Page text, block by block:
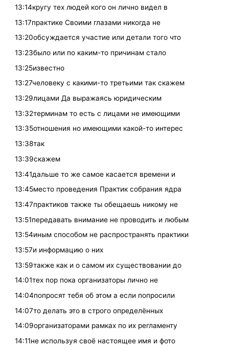
13:14кругу тех людей кого он лично видел в
13:17практике Своими глазами никогда не
13:20обсуждается участие или детали того что
13:23было или по каким-то причинам стало
13:25известно
13:27человеку с какими-то третьими так скажем
13:29лицами Да выражаясь юридическим
13:32терминам то есть с лицами не имеющими
13:35отношения но имеющими какой-то интерес
13:38так
13:39скажем
13:41дальше то же самое касается времени и
13:45место проведения Практик собрания ядра
13:47практиков также ты обещаешь никому не
13:51передавать внимание не проводить и любым
13:54иным способом не распространять практики
13:57и информацию о них
13:59также как и о самом их существовании до
14:01тех пор пока организаторы лично не
14:04попросят тебя об этом а если попросили
14:07то делать это в строго определённых
14:09организаторами рамках по их регламенту
14:11не используя своё настоящее имя и фото